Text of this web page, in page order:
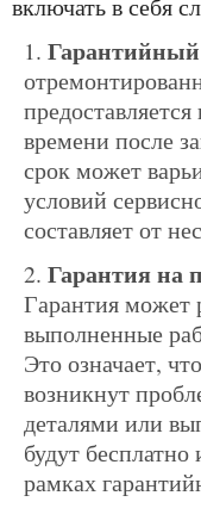
включать в себя
времени после
срок может
условий
составляет от
Гарантия
Гарантия может
выполненные
Это означает,
возникнут
деталями или
будут
рамках